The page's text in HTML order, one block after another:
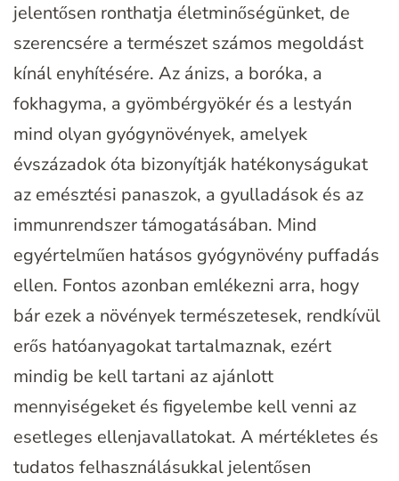
jelentősen ronthatja életminőségünket, de
szerencsére a természet számos megoldást
kínál enyhítésére. Az ánizs, a boróka, a
fokhagyma, a gyömbérgyökér és a lestyán
mind olyan gyógynövények, amelyek
évszázadok óta bizonyítják hatékonyságukat
az emésztési panaszok, a gyulladások és az
immunrendszer támogatásában. Mind
egyértelműen hatásos gyógynövény puffadás
ellen. Fontos azonban emlékezni arra, hogy
bár ezek a növények természetesek, rendkívül
erős hatóanyagokat tartalmaznak, ezért
mindig be kell tartani az ajánlott
mennyiségeket és figyelembe kell venni az
esetleges ellenjavallatokat. A mértékletes és
tudatos felhasználásukkal jelentősen